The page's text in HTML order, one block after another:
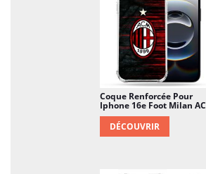
Coque Renforcée Pour
Iphone 16e Foot Milan AC
DÉCOUVRIR